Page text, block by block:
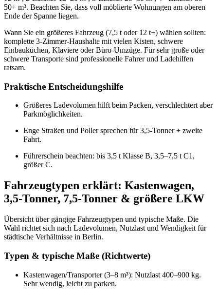
50+ m³. Beachten Sie, dass voll möblierte Wohnungen am oberen
Ende der Spanne liegen.
Wann Sie ein größeres Fahrzeug (7,5 t oder 12 t+) wählen sollten:
komplette 3‑Zimmer‑Haushalte mit vielen Kisten, schwere
Einbauküchen, Klaviere oder Büro‑Umzüge. Für sehr große oder
schwere Transporte sind professionelle Fahrer und Ladehilfen
ratsam.
Praktische Entscheidungshilfe
Größeres Ladevolumen hilft beim Packen, verschlechtert aber
Parkmöglichkeiten.
Enge Straßen und Poller sprechen für 3,5‑Tonner + zweite
Fahrt.
Führerschein beachten: bis 3,5 t Klasse B, 3,5–7,5 t C1,
größer C.
Fahrzeugtypen erklärt: Kastenwagen,
3,5‑Tonner, 7,5‑Tonner & größere LKW
Übersicht über gängige Fahrzeugtypen und typische Maße. Die
Wahl richtet sich nach Ladevolumen, Nutzlast und Wendigkeit für
städtische Verhältnisse in Berlin.
Typen & typische Maße (Richtwerte)
Kastenwagen/Transporter (3–8 m³): Nutzlast 400–900 kg.
Sehr wendig, leicht zu parken.